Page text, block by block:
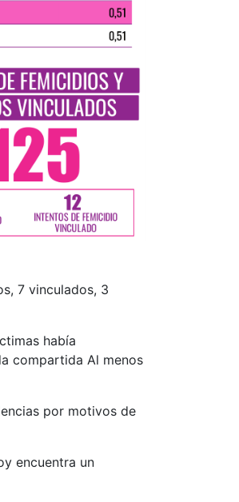
7 vinculados, 3
había
compartida Al menos
por motivos de
encuentra un